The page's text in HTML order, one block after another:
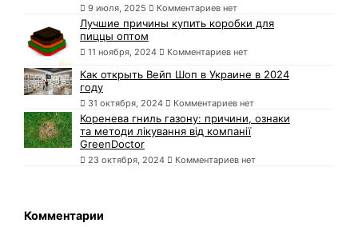
9 июля, 2025 Комментариев нет
Лучшие причины купить коробки для
пиццы оптом
11 ноября, 2024 Комментариев нет
Как открыть Вейп Шоп в Украине в 2024
году
31 октября, 2024 Комментариев нет
Коренева гниль газону: причини, ознаки
та методи лікування від компанії
GreenDoctor
23 октября, 2024 Комментариев нет
Комментарии